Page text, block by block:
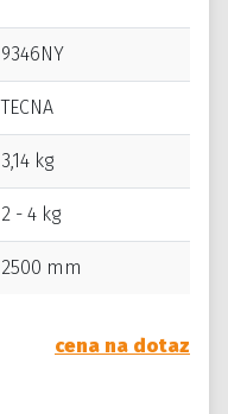
9346NY
TECNA
3,14 kg
2 - 4 kg
2500 mm
cena na dotaz